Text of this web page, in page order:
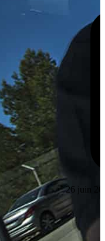
26 juin